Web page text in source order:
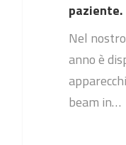
paziente.
Nel
anno è
beam in…